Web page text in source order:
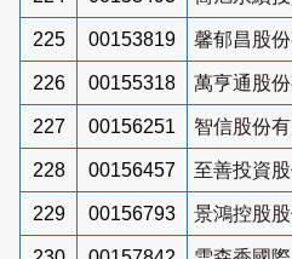
225 00153819 馨郁昌股
226 00155318 萬亨通股
227 00156251 智信股份
228 00156457 至善投資
229 00156793 景鴻控股